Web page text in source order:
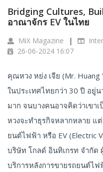
Bridging Cultures,
อาณาจักร EV ในไทย
MiX Magazine
26-06-2024 16:07
คุณหวง หย่ง เจีย (Mr.
ในประเทศไทยกว่า 30 ปี อยู่
มาก จนบางคนอาจคิดว่าเข
หวงจะทำธุรกิจหลากหลาย แ
ยนต์ไฟฟ้า หรือ EV (Electric
บริษัท โกลด์ อินทิเกรท จำกั
บริการหลังการขายรถยนต์ไฟ